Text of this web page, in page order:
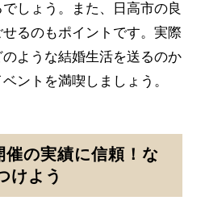
しょう。また、日高市の良
るのもポイントです。実際
ような結婚生活を送るのか
ントを満喫しましょう。
催の実績に信頼！な
けよう